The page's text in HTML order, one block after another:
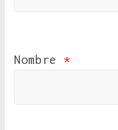
Nombre *